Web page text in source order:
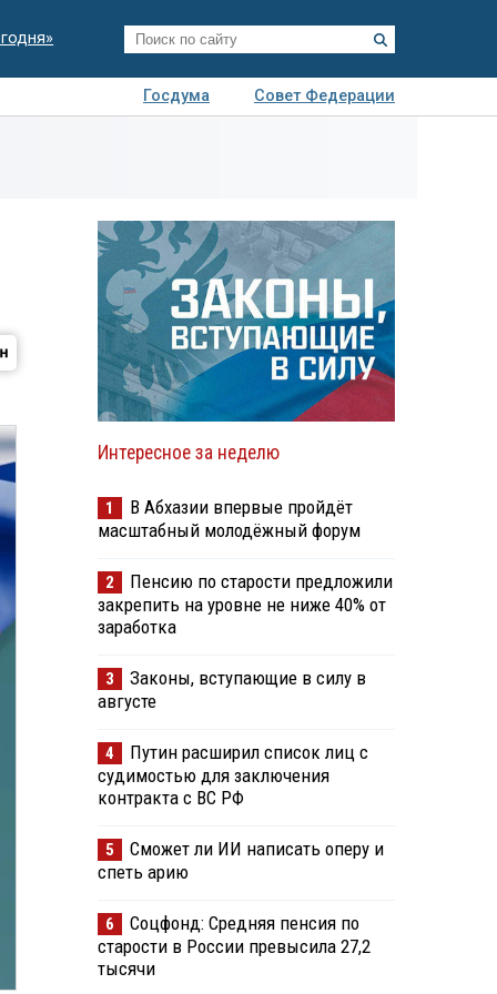
Госдума
Совет Федерации
Интересное за неделю
1
В Абхазии впервые пройдёт
масштабный молодёжный форум
2
Пенсию по старости предложили
закрепить на уровне не ниже 40% от
заработка
3
Законы, вступающие в силу в
августе
4
Путин расширил список лиц с
судимостью для заключения
контракта с ВС РФ
5
Сможет ли ИИ написать оперу и
спеть арию
6
Соцфонд: Средняя пенсия по
старости в России превысила 27,2
тысячи